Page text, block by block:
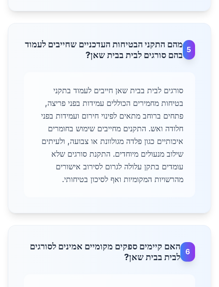
5
מהם התקני הבטיחות העדכניים שחייבים לעמוד
בהם סורגים לבית בבית שאן?
סורגים לבית בבית שאן חייבים לעמוד בתקני
בטיחות מחמירים הכוללים עמידות בפני פריצה,
פתחים ברוחב מתאים לפינוי חירום ועמידות בפני
חלודה ואש. התקנים מחייבים שימוש בחומרים
איכותיים כגון פלדה מגולוונת או צבועה, ולעיתים
שילוב מנעולים מיוחדים. התקנת סורגים שלא
עומדים בתקן עלולה לגרום לסירוב אישורים
מהרשויות המקומיות ואף לסיכון בטיחותי.
6
האם קיימים ספקים מקומיים אמינים לסורגים
לבית בבית שאן?